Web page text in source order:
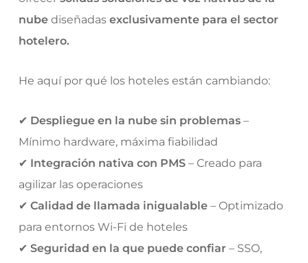
nubediseñadas exclusivamente para el sector
hotelero.
He aquí por qué los hoteles están cambiando:
✔ Despliegue en la nube sin problemas–
Mínimo hardware, máxima fiabilidad
✔ Integración nativa con PMS – Creado para
agilizar las operaciones
✔ Calidad de llamada inigualable– Optimizado
para entornos Wi-Fi de hoteles
✔ Seguridad en la que puede confiar– SSO,